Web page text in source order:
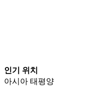
인기 위치​​
아시아 태평양​​